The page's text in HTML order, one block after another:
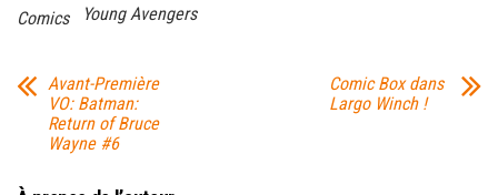
Comics
Young Avengers
Avant-Première
VO: Batman:
Return of Bruce
Wayne #6
Comic Box dans
Largo Winch !